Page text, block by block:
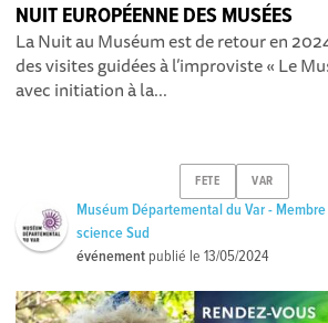
NUIT EUROPÉENNE DES MUSÉES
La Nuit au Muséum est de retour en
des visites guidées à l’improviste « Le
avec initiation à la...
FETE VAR
Muséum Départemental du Var -
science Sud
événement publié le13/05/2024